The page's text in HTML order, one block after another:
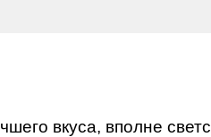
вкуса, вполне